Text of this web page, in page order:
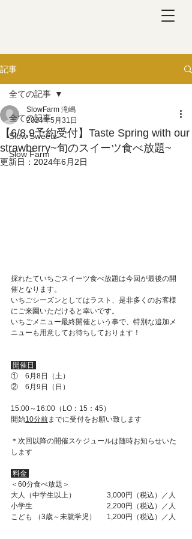
記事
全ての記事
Slow Sweets
Slow Farm
全ての記事
【6/8,9予約受付】Taste Spring with our
strawberry~旬のスイーツ食べ放題~
SlowFarm 滝嶋
2024年5月31日
更新日： 2024年6月2日
採れたていちごスイーツ食べ放題は今回が最後の開
催となります。
いちごシーズンとしてはラスト、是非多くのお客様
にご来園いただけると幸いです。
いちごメニュー最終開催という事で、特別な追加メ
ニューも用意してお待ちしております！
開催日
①　6月8日（土）
②　6月9日（日）
15:00～16:00（LO：15：45）
開始10分前までに受付をお願い致します
＊次回以降の開催スケジュールは随時お知らせいた
します
料金
＜60分食べ放題＞
大人（中学生以上）		3,000円（税込）／人
小学生				2,200円（税込）／人
こども （3歳～未就学児）	1,200円（税込）／人